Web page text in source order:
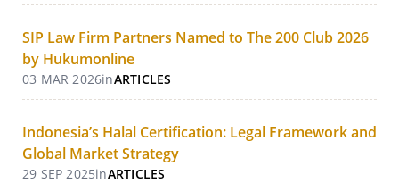
SIP Law Firm Partners Named to The 200 Club 2026
by Hukumonline
03 MAR 2026inARTICLES
Indonesia’s Halal Certification: Legal Framework and
Global Market Strategy
29 SEP 2025inARTICLES